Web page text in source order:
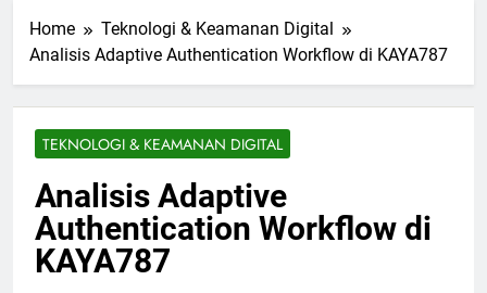
Home
Teknologi & Keamanan Digital
Analisis Adaptive Authentication Workflow di KAYA787
TEKNOLOGI & KEAMANAN DIGITAL
Analisis Adaptive
Authentication Workflow di
KAYA787